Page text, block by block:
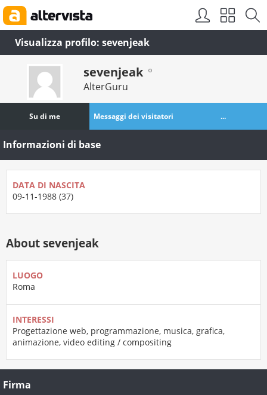
Visualizza profilo: sevenjeak
sevenjeak
AlterGuru
Su di me Messaggi dei visitatori ...
Informazioni di base
DATA DI NASCITA
09-11-1988 (37)
About sevenjeak
LUOGO
Roma
INTERESSI
Progettazione web, programmazione, musica, grafica,
animazione, video editing / compositing
Firma